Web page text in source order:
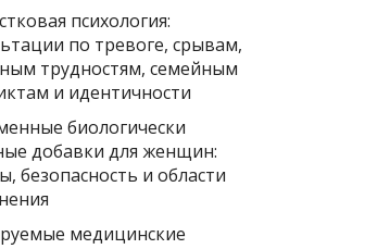
психология:
по тревоге, срывам,
трудностям, семейным
и идентичности
биологически
добавки для женщин:
безопасность и области
медицинские